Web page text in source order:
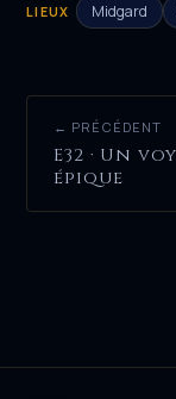
LIEUX Midgard
← PRÉCÉDENT
E32 · Un
épique